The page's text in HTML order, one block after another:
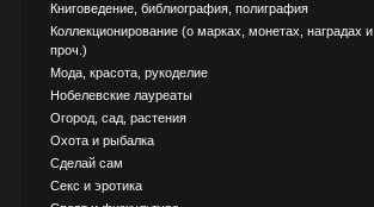
Книговедение, библиография, полиграфия
Коллекционирование (о марках, монетах, наградах и
проч.)
Мода, красота, рукоделие
Нобелевские лауреаты
Огород, сад, растения
Охота и рыбалка
Сделай сам
Секс и эротика